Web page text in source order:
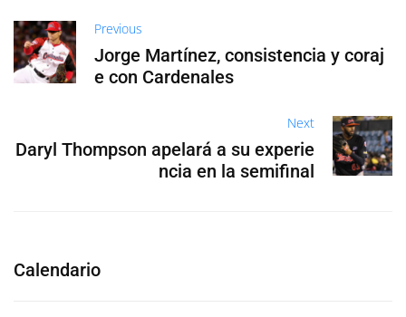
Previous
Jorge Martínez, consistencia y coraj
e con Cardenales
Next
Daryl Thompson apelará a su experie
ncia en la semifinal
Calendario